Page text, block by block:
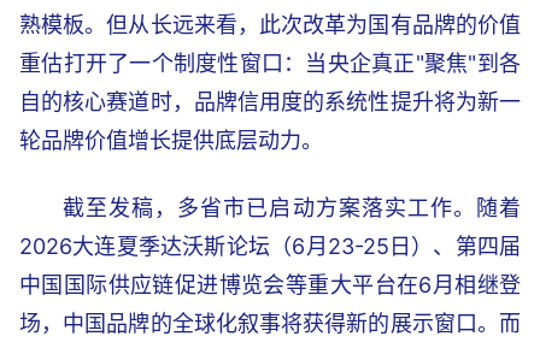
熟模板。但从长远来看，此次改革为国有品牌的价值
重估打开了一个制度性窗口：当央企真正"聚焦"到各
自的核心赛道时，品牌信用度的系统性提升将为新一
轮品牌价值增长提供底层动力。
截至发稿，多省市已启动方案落实工作。随着
2026大连夏季达沃斯论坛（6月23-25日）、第四届
中国国际供应链促进博览会等重大平台在6月相继登
场，中国品牌的全球化叙事将获得新的展示窗口。而